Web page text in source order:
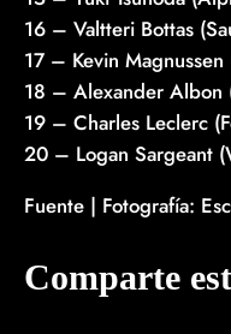
16 – Valtteri Bottas
17 – Kevin
18 – Alexander Albon
19 – Charles Leclerc
20 – Logan Sargeant
Fuente | Fotografía:
Comparte